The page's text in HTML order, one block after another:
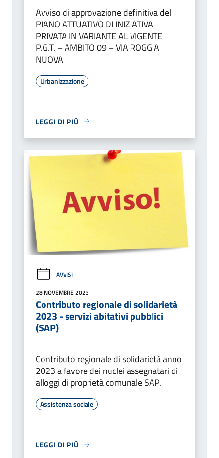
Avviso di approvazione definitiva del
PIANO ATTUATIVO DI INIZIATIVA
PRIVATA IN VARIANTE AL VIGENTE
P.G.T. – AMBITO 09 – VIA ROGGIA
NUOVA
Urbanizzazione
LEGGI DI PIÙ
AVVISI
28 NOVEMBRE 2023
Contributo regionale di solidarietà
2023 - servizi abitativi pubblici
(SAP)
Contributo regionale di solidarietà anno
2023 a favore dei nuclei assegnatari di
alloggi di proprietà comunale SAP.
Assistenza sociale
LEGGI DI PIÙ